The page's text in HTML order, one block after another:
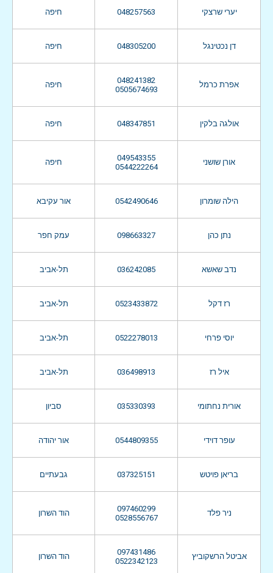
חיפה 048257563 יערי שרצקי
חיפה 048305200 דן נכטינגל
חיפה
048241382
0505674693
אפרת כרמל
חיפה 048347851 אולגה בלקין
חיפה
049543355
0544222264
אורן שושני
אור עקיבא 0542490646 הילה שומרון
עמק חפר 098663327 נתן כהן
תל-אביב 036242085 נדב שאשא
תל-אביב 0523433872 רז דקל
תל-אביב 0522278013 יוסי פרחי
תל-אביב 036498913 איל רז
סביון 035330393 אורית נחתומי
אור יהודה 0544809355 עופר דוידי
גבעתיים 037325151 בריאן פויטש
הוד השרון
097460299
0528556767
ניר פלד
הוד השרון
097431486
0522342123
אביטל הרשקוביץ